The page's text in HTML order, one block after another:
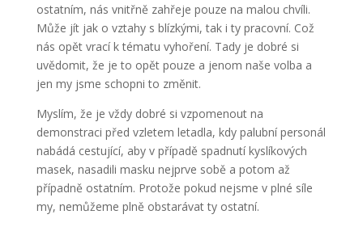
ostatním, nás vnitřně zahřeje pouze na malou chvíli.
Může jít jak o vztahy s blízkými, tak i ty pracovní. Což
nás opět vrací k tématu vyhoření. Tady je dobré si
uvědomit, že je to opět pouze a jenom naše volba a
jen my jsme schopni to změnit.
Myslím, že je vždy dobré si vzpomenout na
demonstraci před vzletem letadla, kdy palubní personál
nabádá cestující, aby v případě spadnutí kyslíkových
masek, nasadili masku nejprve sobě a potom až
případně ostatním. Protože pokud nejsme v plné síle
my, nemůžeme plně obstarávat ty ostatní.